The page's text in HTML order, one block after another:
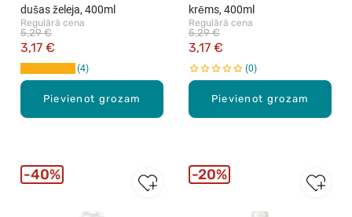
Pievienot grozam
dušas želeja, 400ml
Regulārā cena
3,17 €
5,29 €
4
Pievienot grozam
krēms, 400ml
Regulārā cena
3,17 €
5,29 €
0
40% 20%